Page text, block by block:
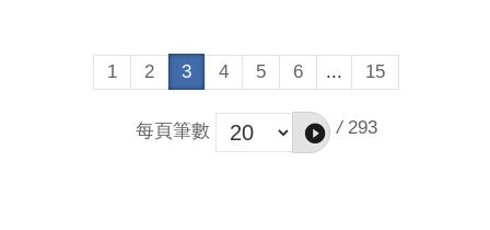
力不懈的精神，亦能為世界帶來和平與光明，終結黑暗面！
據此《魔鬼剋星未來世》熱門電影因應而在，其在創意、深
怪，使用電子產品之舊有思維；期望藉由本歡樂課程，從快
樂的影音教育及相互交流，強化民眾具有性別友善、性別平
1 2 3 4 5 6 ... 15
每頁筆數 / 293